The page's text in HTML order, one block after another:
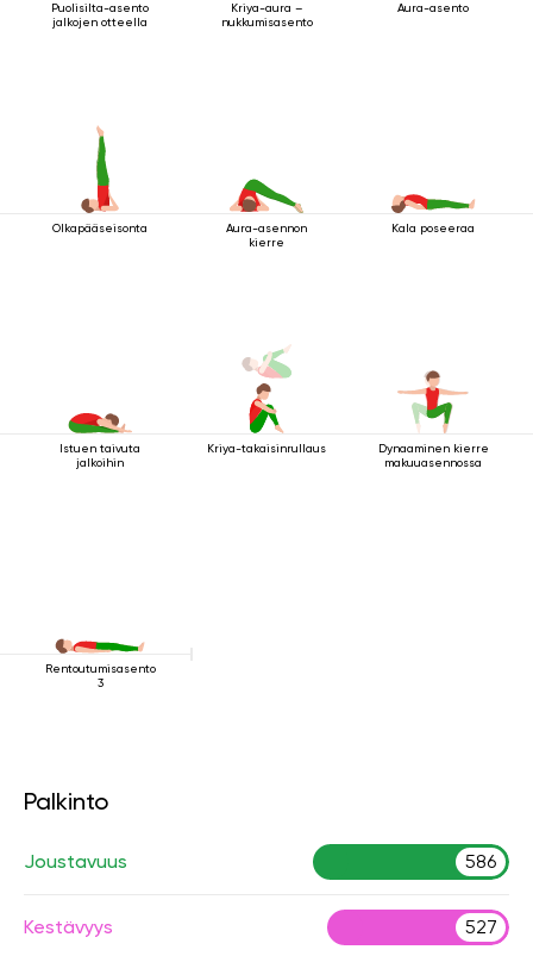
Puolisilta-asento
jalkojen otteella
Kriya-aura –
nukkumisasento
Aura-asento
Olkapääseisonta
Aura-asennon
kierre
Kala poseeraa
Istuen taivuta
jalkoihin
Kriya-takaisinrullaus
Dynaaminen kierre
makuuasennossa
Rentoutumisasento
3
Palkinto
Joustavuus 586
Kestävyys 527